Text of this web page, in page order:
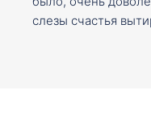
слезы счастья